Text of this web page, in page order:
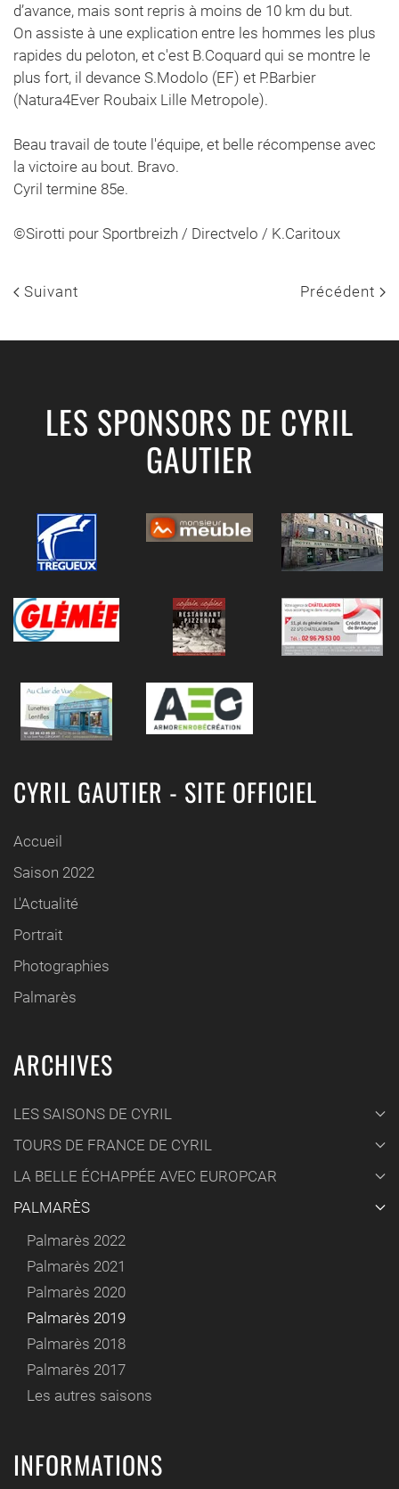
d’avance, mais sont repris à moins de 10 km du but.
On assiste à une explication entre les hommes les plus
rapides du peloton, et c'est B.Coquard qui se montre le
plus fort, il devance S.Modolo (EF) et P.Barbier
(Natura4Ever Roubaix Lille Metropole).
Beau travail de toute l'équipe, et belle récompense avec
la victoire au bout. Bravo.
Cyril termine 85e.
©Sirotti pour Sportbreizh / Directvelo / K.Caritoux
Suivant Précédent
LES SPONSORS DE CYRIL
GAUTIER
CYRIL GAUTIER - SITE OFFICIEL
Accueil
Saison 2022
L'Actualité
Portrait
Photographies
Palmarès
ARCHIVES
LES SAISONS DE CYRIL
TOURS DE FRANCE DE CYRIL
LA BELLE ÉCHAPPÉE AVEC EUROPCAR
PALMARÈS
Palmarès 2022
Palmarès 2021
Palmarès 2020
Palmarès 2019
Palmarès 2018
Palmarès 2017
Les autres saisons
INFORMATIONS